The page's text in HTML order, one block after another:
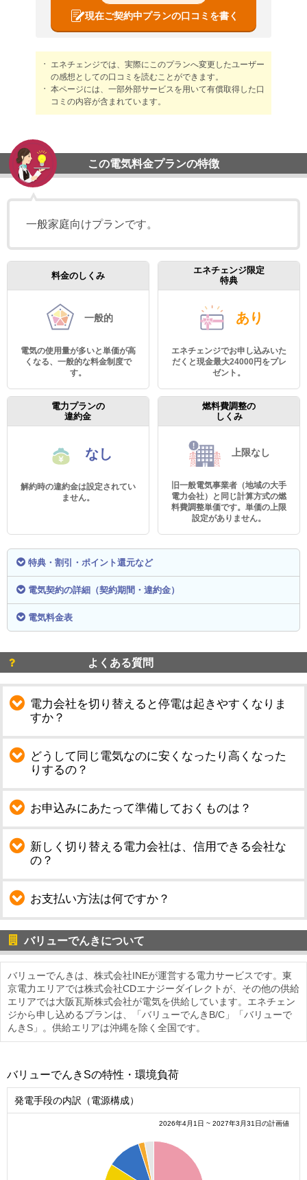
現在ご契約中プランの口コミを書く
エネチェンジでは、実際にこのプランへ変更したユーザー
の感想としての口コミを読むことができます。
本ページには、一部外部サービスを用いて有償取得した口
コミの内容が含まれています。
この電気料金プランの特徴
一般家庭向けプランです。
料金のしくみ
一般的
電気の使用量が多いと単価が高
くなる、一般的な料金制度で
す。
エネチェンジ限定
特典
あり
エネチェンジでお申し込みいた
だくと現金最大24000円をプレ
ゼント。
電力プランの
違約金
なし
解約時の違約金は設定されてい
ません。
燃料費調整の
しくみ
上限なし
旧一般電気事業者（地域の大手
電力会社）と同じ計算方式の燃
料費調整単価です。単価の上限
設定がありません。
特典・割引・ポイント還元など
電気契約の詳細（契約期間・違約金）
電気料金表
よくある質問
電力会社を切り替えると停電は起きやすくなりま
すか？
どうして同じ電気なのに安くなったり高くなった
りするの？
お申込みにあたって準備しておくものは？
新しく切り替える電力会社は、信用できる会社な
の？
お支払い方法は何ですか？
バリューでんきについて
バリューでんきは、株式会社INEが運営する電力サービスです。東
京電力エリアでは株式会社CDエナジーダイレクトが、その他の供給
エリアでは大阪瓦斯株式会社が電気を供給しています。エネチェン
ジから申し込めるプランは、「バリューでんきB/C」「バリューで
んきS」。供給エリアは沖縄を除く全国です。
バリューでんきSの特性・環境負荷
発電手段の内訳（電源構成）
2026年4月1日 ~ 2027年3月31日の計画値